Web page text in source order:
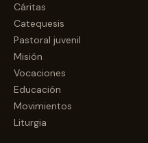
Cáritas
Catequesis
Pastoral juvenil
Misión
Vocaciones
Educación
Movimientos
Liturgia